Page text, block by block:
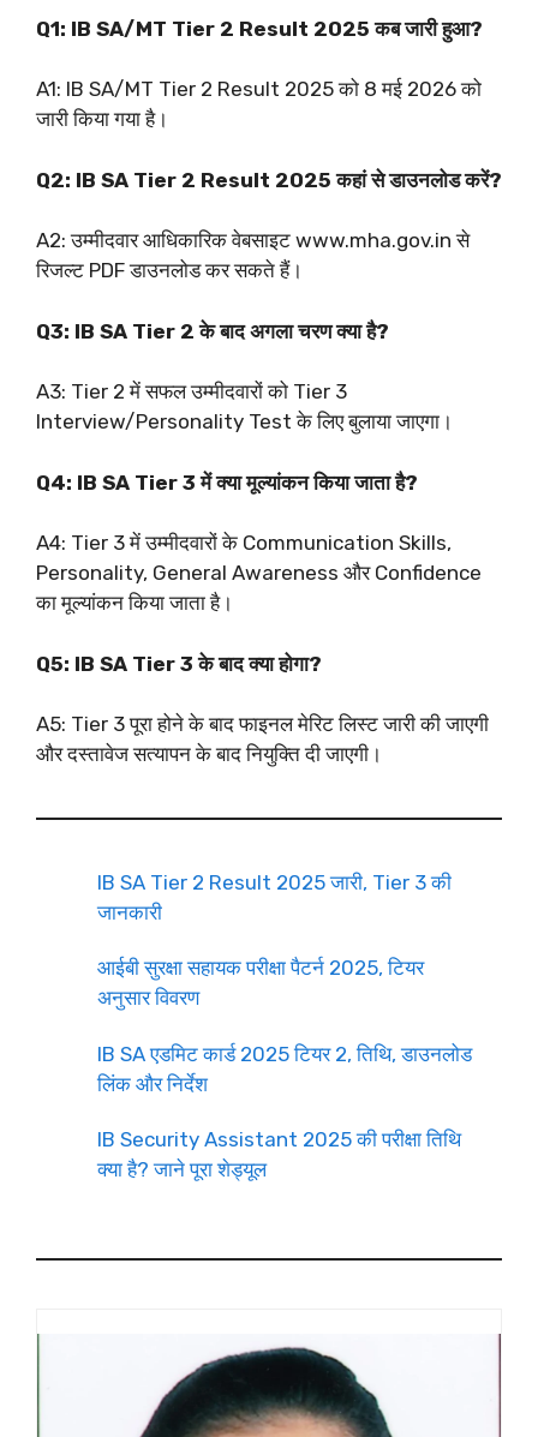
Q1: IB SA/MT Tier 2 Result 2025 कब जारी हुआ?
A1: IB SA/MT Tier 2 Result 2025 को 8 मई 2026 को
जारी किया गया है।
Q2: IB SA Tier 2 Result 2025 कहां से डाउनलोड करें?
A2: उम्मीदवार आधिकारिक वेबसाइट www.mha.gov.in से
रिजल्ट PDF डाउनलोड कर सकते हैं।
Q3: IB SA Tier 2 के बाद अगला चरण क्या है?
A3: Tier 2 में सफल उम्मीदवारों को Tier 3
Interview/Personality Test के लिए बुलाया जाएगा।
Q4: IB SA Tier 3 में क्या मूल्यांकन किया जाता है?
A4: Tier 3 में उम्मीदवारों के Communication Skills,
Personality, General Awareness और Confidence
का मूल्यांकन किया जाता है।
Q5: IB SA Tier 3 के बाद क्या होगा?
A5: Tier 3 पूरा होने के बाद फाइनल मेरिट लिस्ट जारी की जाएगी
और दस्तावेज सत्यापन के बाद नियुक्ति दी जाएगी।
IB SA Tier 2 Result 2025 जारी, Tier 3 की
जानकारी
आईबी सुरक्षा सहायक परीक्षा पैटर्न 2025, टियर
अनुसार विवरण
IB SA एडमिट कार्ड 2025 टियर 2, तिथि, डाउनलोड
लिंक और निर्देश
IB Security Assistant 2025 की परीक्षा तिथि
क्या है? जाने पूरा शेड्यूल